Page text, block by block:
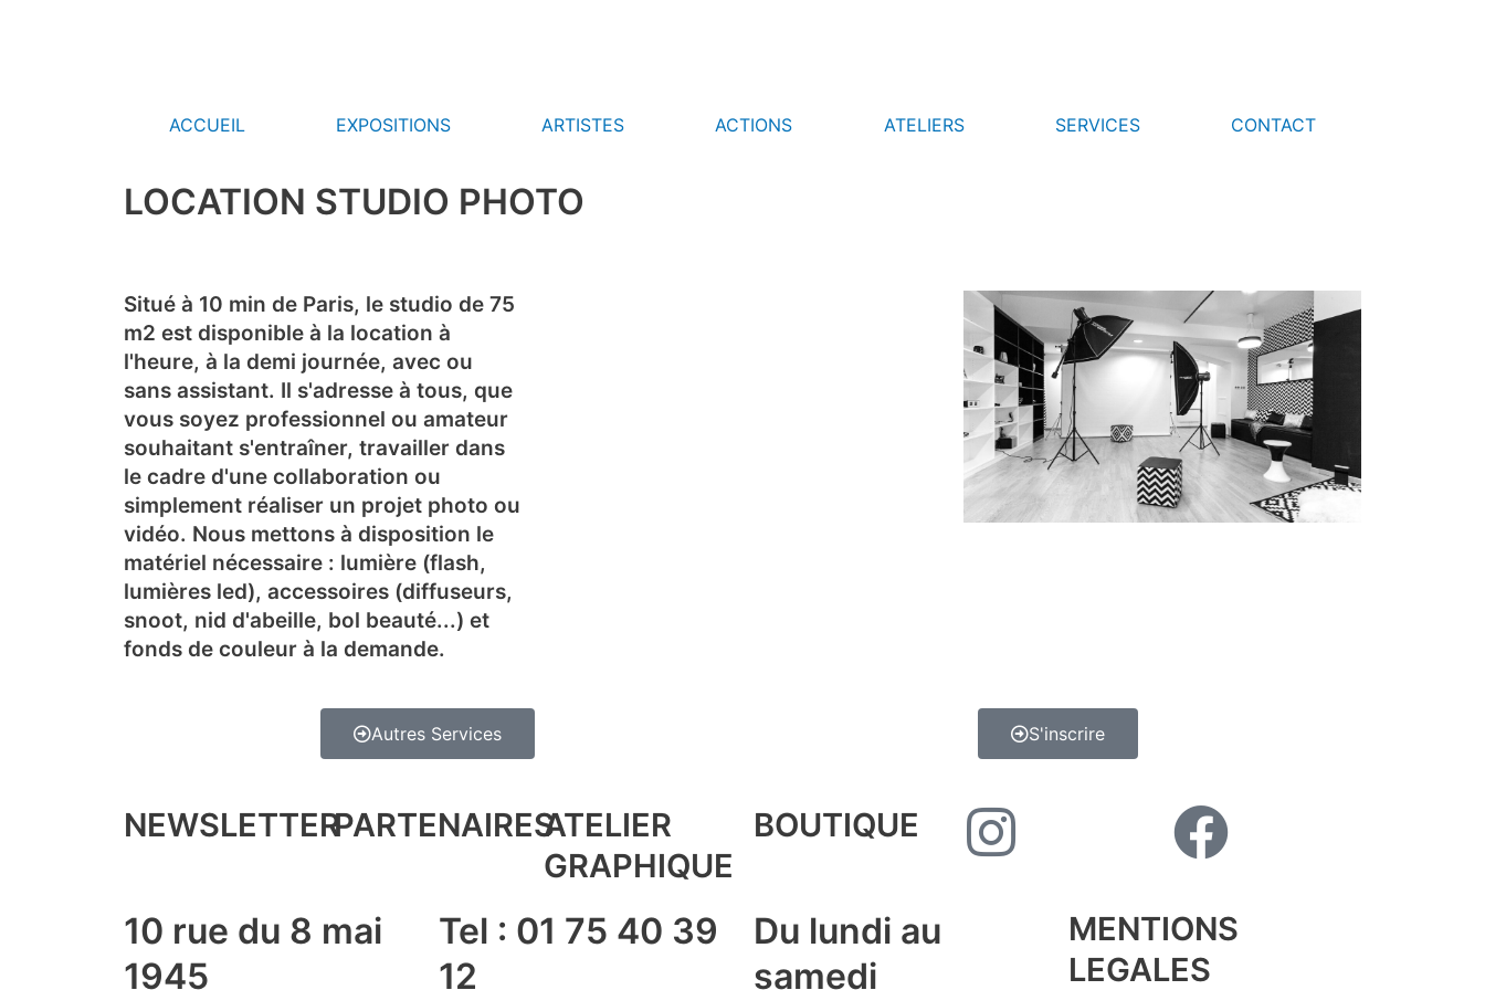
ACCUEIL EXPOSITIONS ARTISTES ACTIONS ATELIERS SERVICES CONTACT
LOCATION STUDIO PHOTO
Situé à 10 min de Paris, le studio de 75
m2 est disponible à la location à
l'heure, à la demi journée, avec ou
sans assistant. Il s'adresse à tous, que
vous soyez professionnel ou amateur
souhaitant s'entraîner, travailler dans
le cadre d'une collaboration ou
simplement réaliser un projet photo ou
vidéo. Nous mettons à disposition le
matériel nécessaire : lumière (flash,
lumières led), accessoires (diffuseurs,
snoot, nid d'abeille, bol beauté...) et
fonds de couleur à la demande.
Autres Services S'inscrire
NEWSLETTERPARTENAIRESATELIER
GRAPHIQUE
BOUTIQUE
10 rue du 8 mai
1945
Tel : 01 75 40 39
12
Du lundi au
samedi
MENTIONS
LEGALES